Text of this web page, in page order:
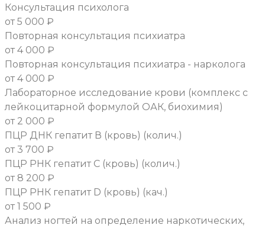
Консультация психолога
от 5 000 ₽
Повторная консультация психиатра
от 4 000 ₽
Повторная консультация психиатра - нарколога
от 4 000 ₽
Лабораторное исследование крови (комплекс с
лейкоцитарной формулой ОАК, биохимия)
от 2 000 ₽
ПЦР ДНК гепатит В (кровь) (колич.)
от 3 700 ₽
ПЦР РНК гепатит С (кровь) (колич.)
от 8 200 ₽
ПЦР РНК гепатит D (кровь) (кач.)
от 1 500 ₽
Анализ ногтей на определение наркотических,